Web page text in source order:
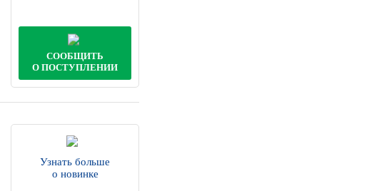
СООБЩИТЬ
О ПОСТУПЛЕНИИ
Узнать больше
о новинке